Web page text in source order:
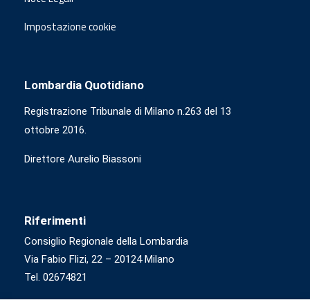
Impostazione cookie
Lombardia Quotidiano
Registrazione Tribunale di Milano n.263 del 13
ottobre 2016.
Direttore Aurelio Biassoni
Riferimenti
Consiglio Regionale della Lombardia
Via Fabio Flizi, 22 – 20124 Milano
Tel. 02674821